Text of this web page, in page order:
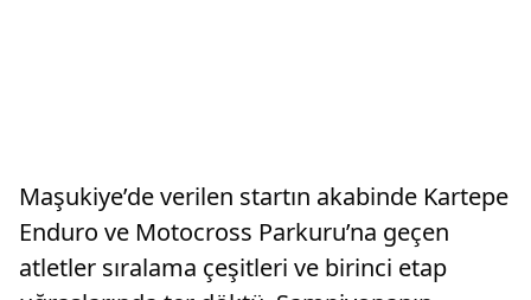
Maşukiye’de verilen startın akabinde Kartepe
Enduro ve Motocross Parkuru’na geçen
atletler sıralama çeşitleri ve birinci etap